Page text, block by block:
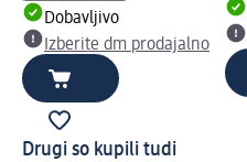
Dobavljivo
Izberite dm prodajalno
Drugi so kupili tudi